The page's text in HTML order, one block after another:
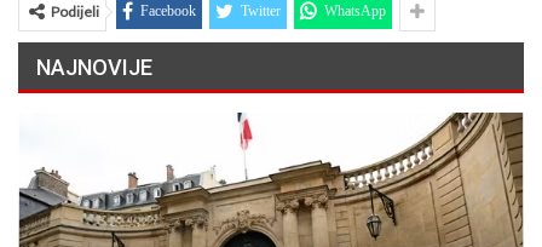
Podijeli Facebook Twitter WhatsApp
NAJNOVIJE